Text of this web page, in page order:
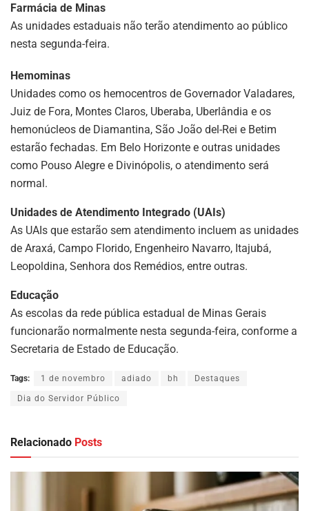
Farmácia de Minas
As unidades estaduais não terão atendimento ao público
nesta segunda-feira.
Hemominas
Unidades como os hemocentros de Governador Valadares,
Juiz de Fora, Montes Claros, Uberaba, Uberlândia e os
hemonúcleos de Diamantina, São João del-Rei e Betim
estarão fechadas. Em Belo Horizonte e outras unidades
como Pouso Alegre e Divinópolis, o atendimento será
normal.
Unidades de Atendimento Integrado (UAIs)
As UAIs que estarão sem atendimento incluem as unidades
de Araxá, Campo Florido, Engenheiro Navarro, Itajubá,
Leopoldina, Senhora dos Remédios, entre outras.
Educação
As escolas da rede pública estadual de Minas Gerais
funcionarão normalmente nesta segunda-feira, conforme a
Secretaria de Estado de Educação.
Tags: 1 de novembro adiado bh Destaques
Dia do Servidor Público
Relacionado Posts